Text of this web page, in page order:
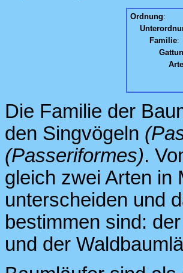
Ordnung:
Familie:
Die Familie der
den Singvögeln
(Passeriformes).
gleich zwei Arten in
unterscheiden und
bestimmen sind:
und der